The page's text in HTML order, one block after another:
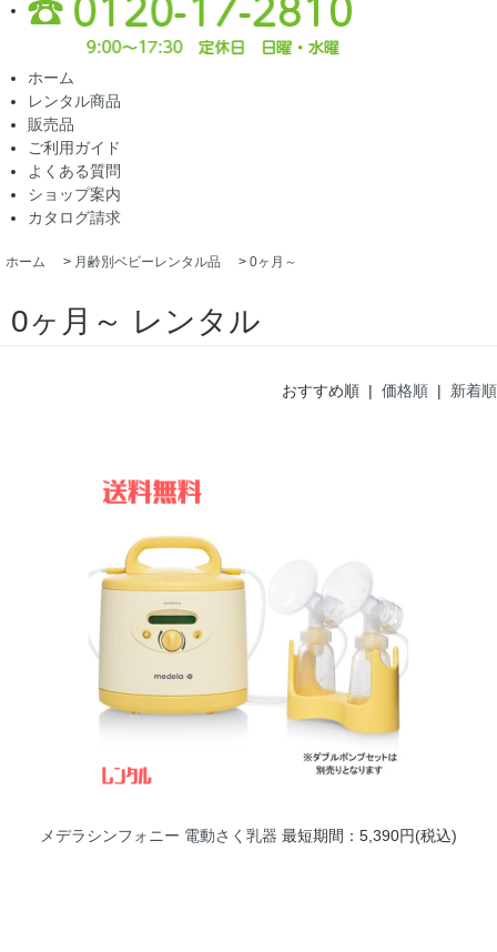
ホーム
レンタル商品
販売品
ご利用ガイド
よくある質問
ショップ案内
カタログ請求
ホーム > 月齢別ベビーレンタル品 > 0ヶ月～
0ヶ月～ レンタル
おすすめ順 | 価格順 | 新着順
メデラシンフォニー 電動さく乳器 最短期間：5,390円(税込)